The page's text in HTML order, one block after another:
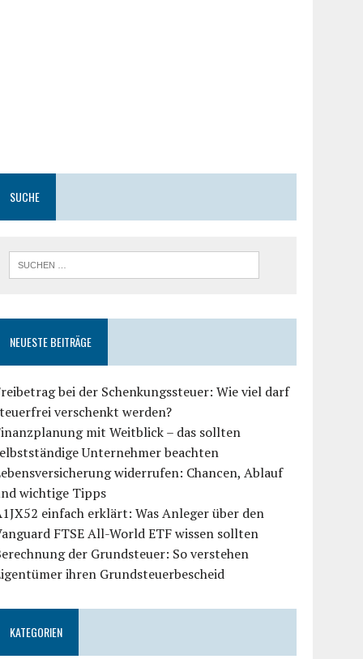
SUCHE
NEUESTE BEITRÄGE
bei der Schenkungssteuer: Wie viel darf
verschenkt werden?
mit Weitblick – das sollten
Unternehmer beachten
widerrufen: Chancen, Ablauf
wichtige Tipps
einfach erklärt: Was Anleger über den
FTSE All-World ETF wissen sollten
der Grundsteuer: So verstehen
ihren Grundsteuerbescheid
KATEGORIEN